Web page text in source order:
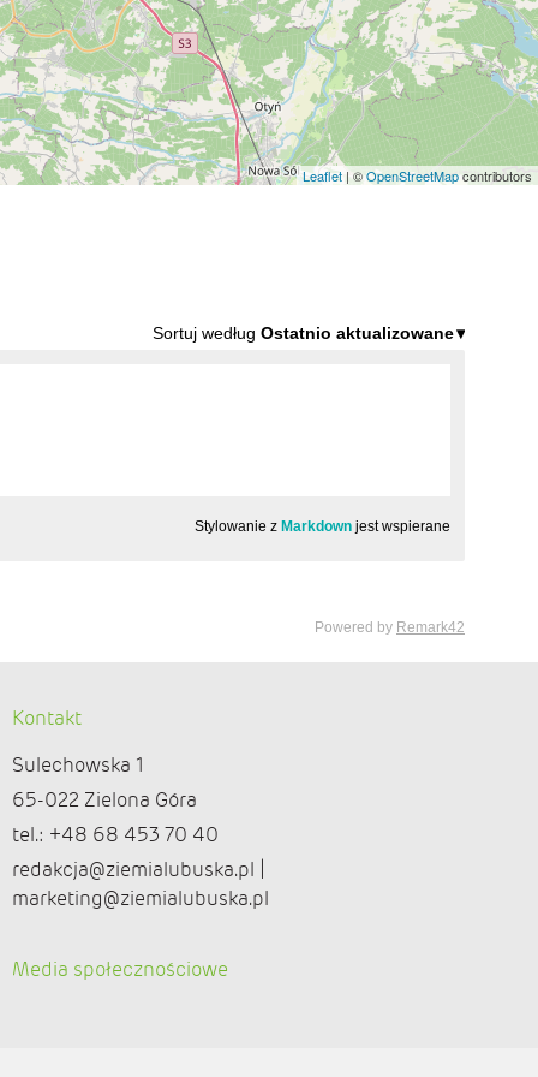
Leaflet | ©OpenStreetMapcontributors
Kontakt
Sulechowska 1
65-022 Zielona Góra
tel.: +48 68 453 70 40
redakcja@ziemialubuska.pl |
marketing@ziemialubuska.pl
Media społecznościowe